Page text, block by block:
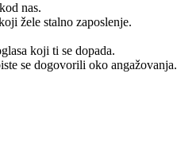
nas.
žele stalno zaposlenje.
koji ti se dopada.
se dogovorili oko angažovanja.